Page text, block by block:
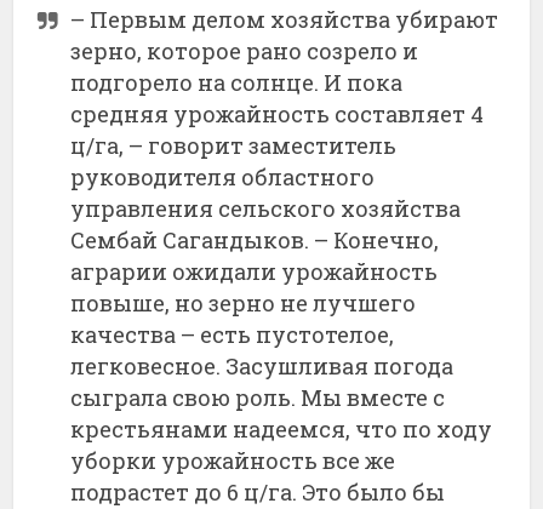
– Первым делом хозяйства убирают
зерно, которое рано созрело и
подгорело на солнце. И пока
средняя урожайность составляет 4
ц/га, – говорит заместитель
руководителя областного
управления сельского хозяйства
Сембай Сагандыков. – Конечно,
аграрии ожидали урожайность
повыше, но зерно не лучшего
качества – есть пустотелое,
легковесное. Засушливая погода
сыграла свою роль. Мы вместе с
крестьянами надеемся, что по ходу
уборки урожайность все же
подрастет до 6 ц/га. Это было бы